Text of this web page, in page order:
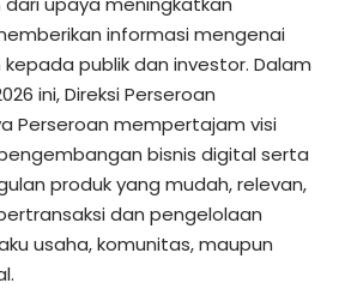
informasi mengenai
publik dan investor. Dalam
ini, Direksi Perseroan
Perseroan mempertajam visi
bisnis digital serta
produk yang mudah, relevan,
dan pengelolaan
usaha, komunitas, maupun